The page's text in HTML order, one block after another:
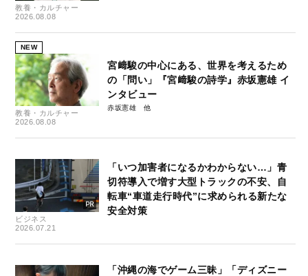
教養・カルチャー
2026.08.08
NEW
教養・カルチャー
2026.08.08
宮﨑駿の中心にある、世界を考えるため
の「問い」『宮﨑駿の詩学』赤坂憲雄 イ
ンタビュー
赤坂憲雄
ビジネス
2026.07.21
「いつ加害者になるかわからない…」青
切符導入で増す大型トラックの不安、自
転車“車道走行時代”に求められる新たな
安全対策
「沖縄の海でゲーム三昧」「ディズニー